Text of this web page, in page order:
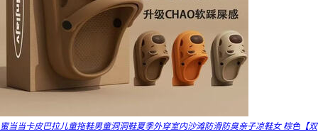
蜜当当卡皮巴拉儿童拖鞋男童洞洞鞋夏季外穿室内沙滩防滑防臭亲子凉鞋女 棕色【双